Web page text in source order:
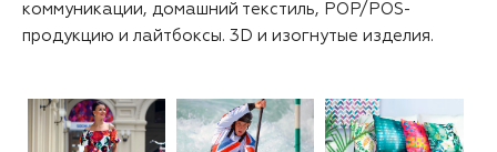
коммуникации, домашний текстиль, POP/POS-
продукцию и лайтбоксы. 3D и изогнутые изделия.